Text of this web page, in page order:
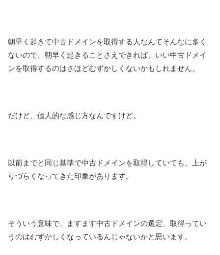
朝早く起きて中古ドメインを取得する人なんてそんなに多く
ないので、朝早く起きることさえできれば、いい中古ドメイ
ンを取得するのはさほどむずかしくないかもしれません。
だけど、個人的な感じ方なんですけど。
以前までと同じ基準で中古ドメインを取得していても、上が
りづらくなってきた印象があります。
そういう意味で、ますます中古ドメインの選定、取得ってい
うのはむずかしくなっているんじゃないかと思います。